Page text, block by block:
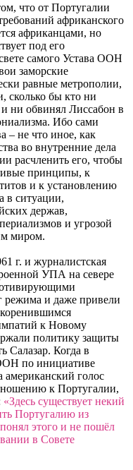
что от Португалии
африканского
африканцами, но
под его
самого Устава ООН
заморские
равные метрополии,
сколько бы кто ни
ни обвинял Лиссабон в
Ибо сами
– не что иное, как
во внутренние дела
расчленить его, чтобы
принципы, к
и к установлению
в ситуации,
держав,
и угрозой
миром.
г. и журналистская
УПА на севере
режима и даже привели
к Новому
политику защиты
Салазар. Когда в
по инициативе
голос
к Португалии,
«Здесь существует некий
Португалию из
этого и не пошёл
в Совете